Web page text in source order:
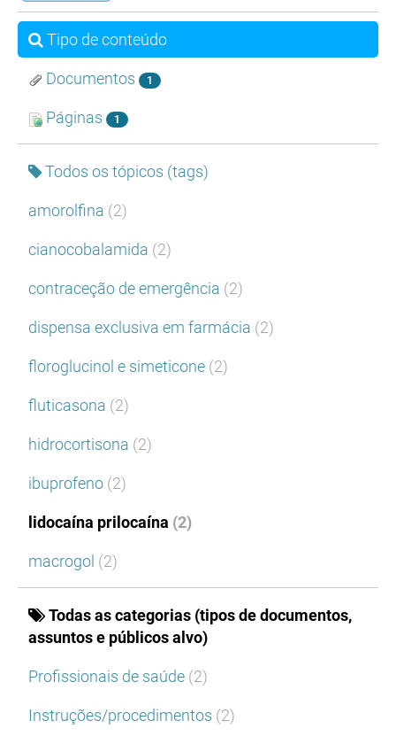
Tipo de conteúdo
Documentos 1
Páginas 1
Todos os tópicos (tags)
amorolfina (2)
cianocobalamida (2)
contraceção de emergência (2)
dispensa exclusiva em farmácia (2)
floroglucinol e simeticone (2)
fluticasona (2)
hidrocortisona (2)
ibuprofeno (2)
lidocaína prilocaína (2)
macrogol (2)
Todas as categorias (tipos de documentos,
assuntos e públicos alvo)
Profissionais de saúde (2)
Instruções/procedimentos (2)